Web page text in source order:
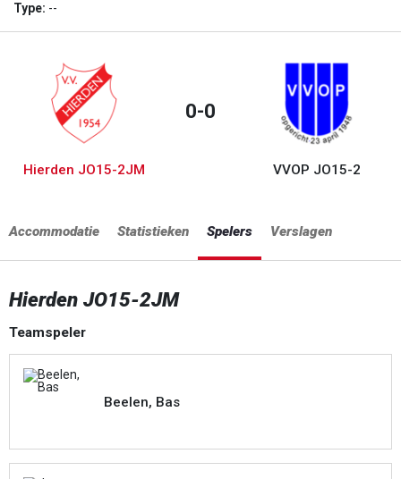
Type: --
Hierden JO15-2JM
0-0
VVOP JO15-2
Accommodatie Statistieken Spelers Verslagen
Hierden JO15-2JM
Teamspeler
Beelen, Bas